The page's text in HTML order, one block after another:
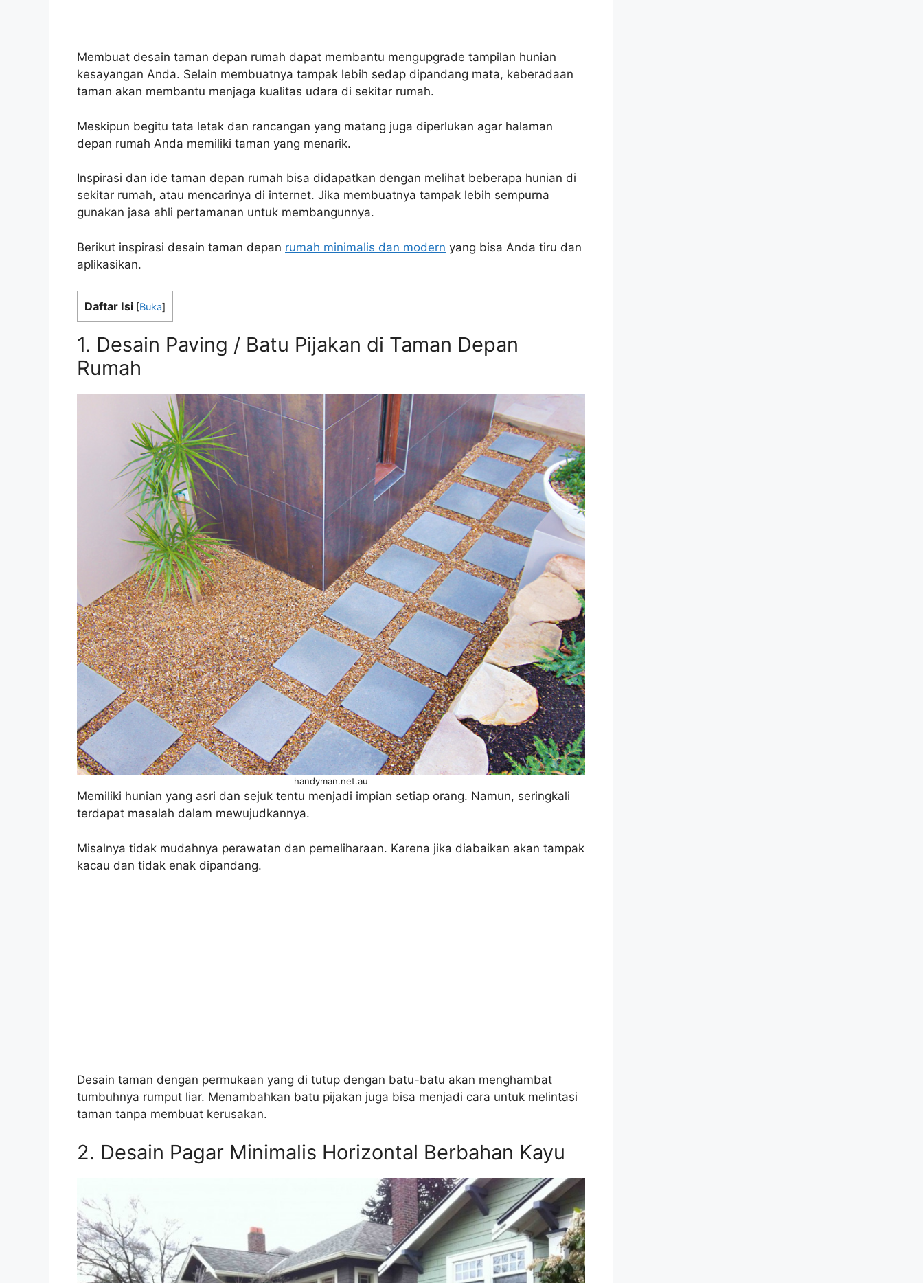
Membuat desain taman depan rumah dapat membantu mengupgrade tampilan hunian
kesayangan Anda. Selain membuatnya tampak lebih sedap dipandang mata, keberadaan
taman akan membantu menjaga kualitas udara di sekitar rumah.
Meskipun begitu tata letak dan rancangan yang matang juga diperlukan agar halaman
depan rumah Anda memiliki taman yang menarik.
Inspirasi dan ide taman depan rumah bisa didapatkan dengan melihat beberapa hunian di
sekitar rumah, atau mencarinya di internet. Jika membuatnya tampak lebih sempurna
gunakan jasa ahli pertamanan untuk membangunnya.
Berikut inspirasi desain taman depan rumah minimalis dan modern yang bisa Anda tiru dan
aplikasikan.
Daftar Isi [Buka]
1. Desain Paving / Batu Pijakan di Taman Depan
Rumah
handyman.net.au
Memiliki hunian yang asri dan sejuk tentu menjadi impian setiap orang. Namun, seringkali
terdapat masalah dalam mewujudkannya.
Misalnya tidak mudahnya perawatan dan pemeliharaan. Karena jika diabaikan akan tampak
kacau dan tidak enak dipandang.
Desain taman dengan permukaan yang di tutup dengan batu-batu akan menghambat
tumbuhnya rumput liar. Menambahkan batu pijakan juga bisa menjadi cara untuk melintasi
taman tanpa membuat kerusakan.
2. Desain Pagar Minimalis Horizontal Berbahan Kayu